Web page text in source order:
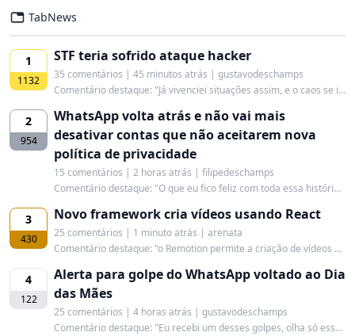
TabNews
1
1132
STF teria sofrido ataque hacker
35 comentários | 45 minutos atrás | gustavodeschamps
Comentário destaque: "Já vivenciei situações assim, e o caos se instala ou não conforme o poder de alinhamento que o líder tem. Agora, algo que não se pode negligenciar é o nível de ego presente nas pessoas, pois isso atrapalha muito!"
2
954
WhatsApp volta atrás e não vai mais
desativar contas que não aceitarem nova
política de privacidade
15 comentários | 2 horas atrás | filipedeschamps
Comentário destaque: "O que eu fico feliz com toda essa história é que quem está tocando essas mudanças dentro do Facebook não poderia esperar uma rejeição tão grande."
3
430
Novo framework cria vídeos usando React
25 comentários | 1 minuto atrás | arenata
Comentário destaque: "o Remotion permite a criação de vídeos usando como base o framework React, CSS, Canvas, SVG, WebGL e outras tecnologias web. Também é possível renderizar variantes de vídeos de forma dinâmica e automatizada, utilizando algoritmos ou puxando dados de APIs externas. O Remotion é um projeto de código aberto e gratuito para indivíduos e pequenos times e está disponível no repositório do GitHub “/JonnyBurger/remotion”."
4
122
Alerta para golpe do WhatsApp voltado ao Dia
das Mães
25 comentários | 4 horas atrás | gustavodeschamps
Comentário destaque: "Eu recebi um desses golpes, olha só essa imagem:"